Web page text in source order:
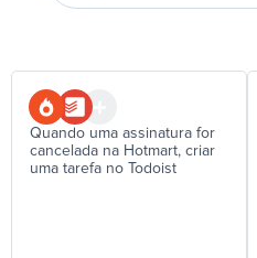
Quando uma assinatura for
cancelada na Hotmart, criar
uma tarefa no Todoist